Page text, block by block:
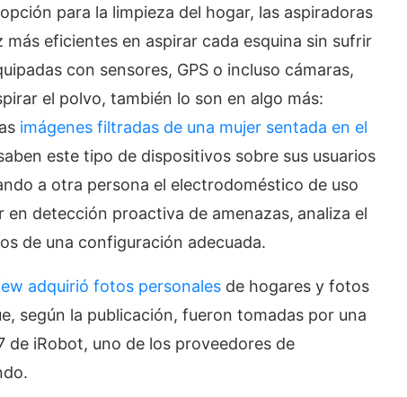
para la limpieza del hogar, las aspiradoras
eficientes en aspirar cada esquina sin sufrir
con sensores, GPS o incluso cámaras,
el polvo, también lo son en algo más:
imágenes filtradas de una mujer sentada en el
este tipo de dispositivos sobre sus usuarios
a otra persona el electrodoméstico de uso
en detección proactiva de amenazas, analiza el
de una configuración adecuada.
adquirió fotos personales de hogares y fotos
según la publicación, fueron tomadas por una
de iRobot, uno de los proveedores de